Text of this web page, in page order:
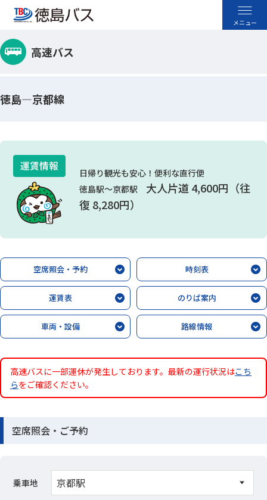
空港バス
貸切バス
採用情報
お忘れ物のお問い合わせ
お問い合わせ
閉じる
高速バス
徳島―京都線
日帰り観光も安心！便利な直行便
徳島駅～京都駅 大人片道 4,600円 （往
復 8,280円）
空席照会・予約 時刻表
運賃表 のりば案内
車両・設備 路線情報
高速バスに一部運休が発生しております。最新の運行状況はこち
らをご確認ください。
空席照会・ご予約
乗車地